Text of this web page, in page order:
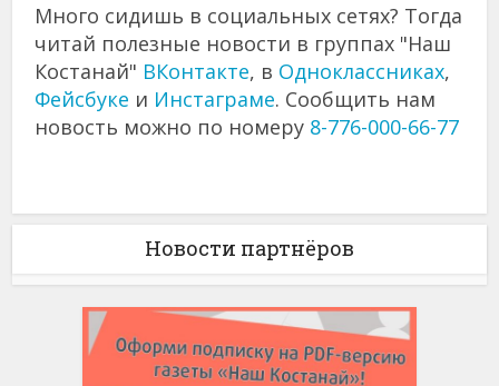
Много сидишь в социальных сетях? Тогда
читай полезные новости в группах "Наш
Костанай" ВКонтакте, в Одноклассниках,
Фейсбуке и Инстаграме. Сообщить нам
новость можно по номеру 8-776-000-66-77
Новости партнёров